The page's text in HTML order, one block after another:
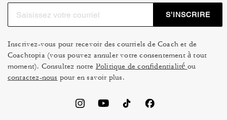
S’INSCRIRE
Inscrivez-vous pour recevoir des courriels de Coach et de
Coachtopia (vous pouvez annuler votre consentement à tout
moment). Consultez notre Politique de confidentialité ou
contactez-nous pour en savoir plus.